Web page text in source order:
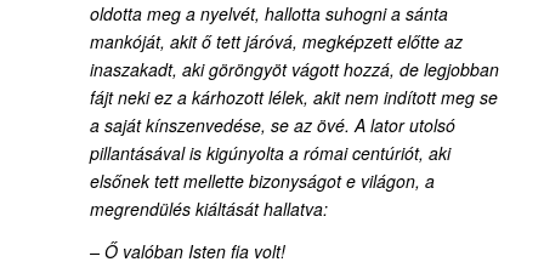
oldotta meg a nyelvét, hallotta suhogni a sánta
mankóját, akit ő tett járóvá, megképzett előtte az
inaszakadt, aki göröngyöt vágott hozzá, de legjobban
fájt neki ez a kárhozott lélek, akit nem indított meg se
a saját kínszenvedése, se az övé. A lator utolsó
pillantásával is kigúnyolta a római centúriót, aki
elsőnek tett mellette bizonyságot e világon, a
megrendülés kiáltását hallatva:
– Ő valóban Isten fia volt!